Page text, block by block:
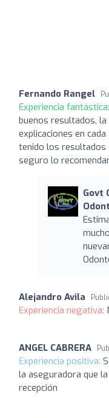
Fernando Rangel
Experiencia fantástica:
buenos resultados,
explicaciones en
tenido los
seguro lo
Govt
Alejandro Avila
Experiencia negativa:
ANGEL CABRERA
Experiencia positiva:
la aseguradora que
recepción